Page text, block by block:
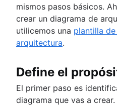
mismos pasos básicos.
crear un diagrama de
utilicemos una plantilla
arquitectura.
Define el
El primer paso es
diagrama que vas a